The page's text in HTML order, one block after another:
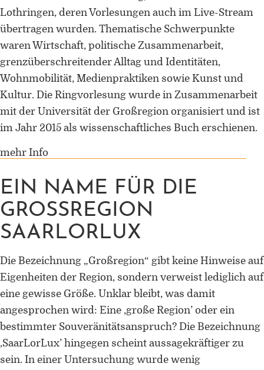
Lothringen, deren Vorlesungen auch im Live-Stream
übertragen wurden. Thematische Schwerpunkte
waren Wirtschaft, politische Zusammenarbeit,
grenzüberschreitender Alltag und Identitäten,
Wohnmobilität, Medienpraktiken sowie Kunst und
Kultur. Die Ringvorlesung wurde in Zusammenarbeit
mit der Universität der Großregion organisiert und ist
im Jahr 2015 als wissenschaftliches Buch erschienen.
mehr Info
EIN NAME FÜR DIE
GROSSREGION S
AARLORLUX
Die Bezeichnung „Großregion“ gibt keine Hinweise auf
Eigenheiten der Region, sondern verweist lediglich auf
eine gewisse Größe. Unklar bleibt, was damit
angesprochen wird: Eine ‚große Region’ oder ein
bestimmter Souveränitätsanspruch? Die Bezeichnung
‚SaarLorLux’ hingegen scheint aussagekräftiger zu
sein. In einer Untersuchung wurde wenig